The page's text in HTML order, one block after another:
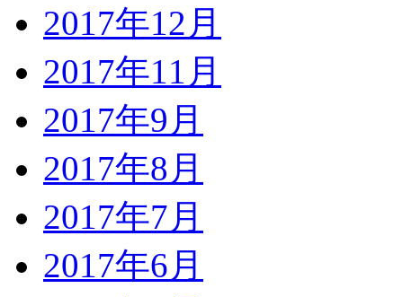
2017年12月
2017年11月
2017年9月
2017年8月
2017年7月
2017年6月